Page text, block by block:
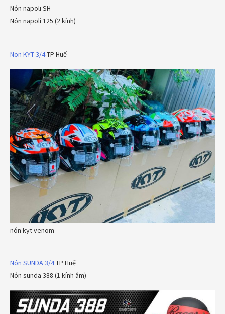
Nón napoli SH
Nón napoli 125 (2 kính)
Non KYT 3/4TP Huế
nón kyt venom
Nón SUNDA 3/4TP Huế
Nón sunda 388 (1 kính âm)